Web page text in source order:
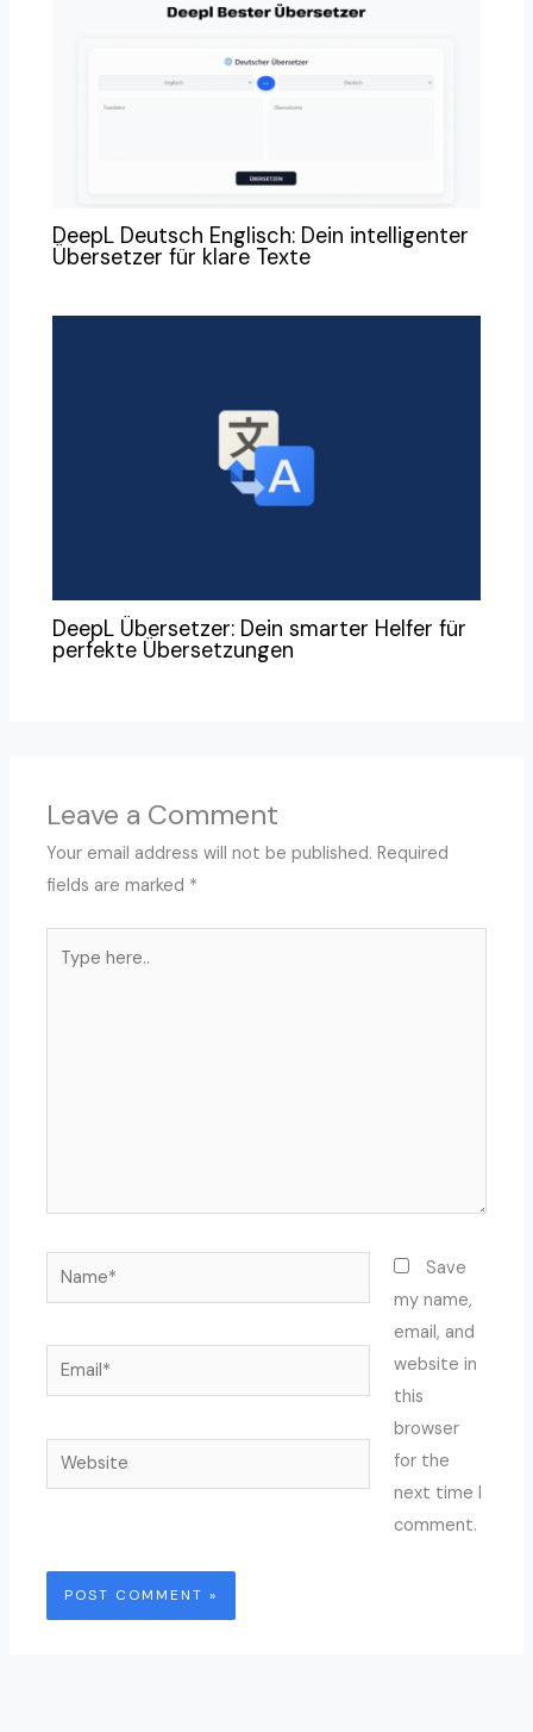
DeepL Deutsch Englisch: Dein intelligenter
Übersetzer für klare Texte
DeepL Übersetzer: Dein smarter Helfer für
perfekte Übersetzungen
Leave a Comment
Your email address will not be published. Required
fields are marked *
here..
Name*
Email*
Website
Save
my name,
email, and
website in
this
browser
for the
next time I
comment.